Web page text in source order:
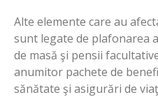
Alte elemente care au
sunt legate de plafonarea
de masă şi pensii
anumitor pachete de
sănătate şi asigurări de